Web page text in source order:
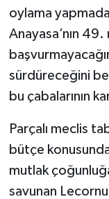
oylama
Anayasa’nın 49.
sürdüreceğini
bu çabalarının
Parçalı meclis
bütçe
mutlak
savunan